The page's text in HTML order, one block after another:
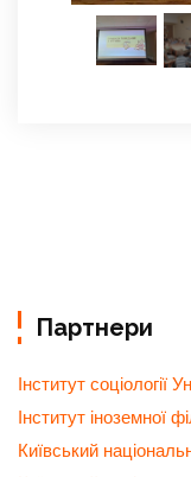
Партнери
Інститут соціології
Інститут іноземної
Київський